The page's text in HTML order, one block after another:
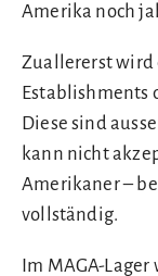
Amerika noch
Zuallererst wird
Establishments
Diese sind
kann nicht
Amerikaner –
vollständig.
Im MAGA-